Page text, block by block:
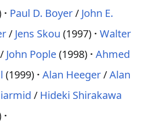
Paul D. Boyer/ John E.
/ Jens Skou (1997) Walter
/ John Pople(1998) Ahmed
(1999) Alan Heeger/Alan
/ Hideki Shirakawa